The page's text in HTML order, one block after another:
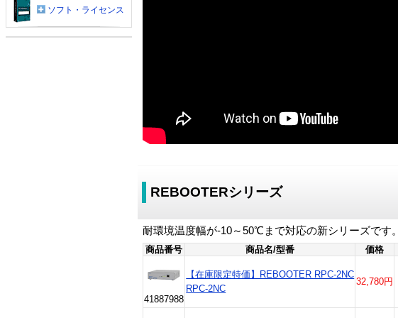
REBOOTERシリーズ
耐環境温度幅が-10～50℃まで対応の新シリーズです。
商品番号 商品名/型番 価格
41887988
【在庫限定特価】REBOOTER RPC-2NC
RPC-2NC
32,780円
ソフト・ライセンス